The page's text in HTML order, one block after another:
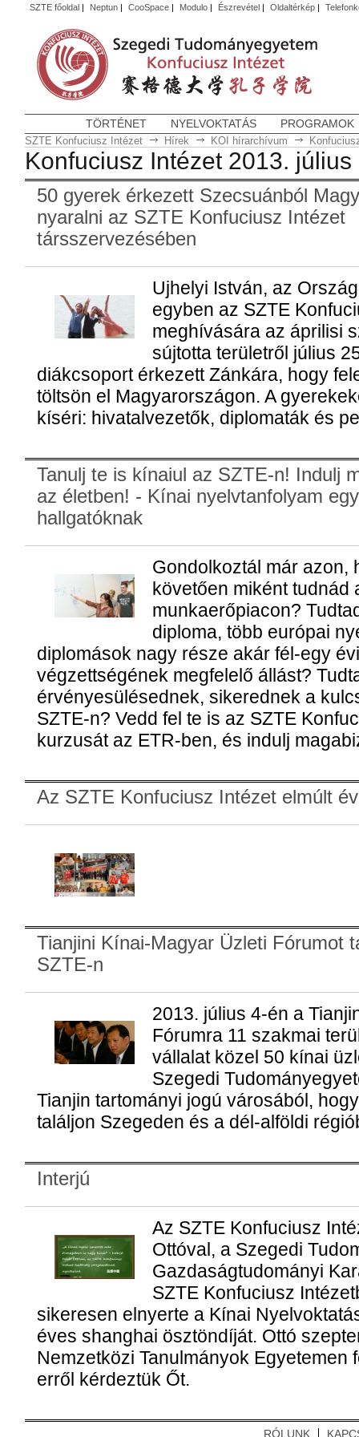
SZTE főoldal| Neptun| CooSpace| Modulo| Észrevétel| Oldaltérkép|
TÖRTÉNET NYELVOKTATÁS PROGRAMOK
SZTE Konfuciusz Intézet Hírek KOI hírarchívum
Konfuciusz Intézet 2013. július
50 gyerek érkezett Szecsuánból
nyaralni az SZTE Konfuciusz Intézet
társszervezésében
Ujhelyi István, az
egyben az SZTE
meghívására az áprilisi
sújtotta területről július
diákcsoport érkezett Zánkára, hogy
töltsön el Magyarországon. A
kíséri: hivatalvezetők, diplomaták és
Tanulj te is kínaiul az SZTE-n! Indulj
az életben! - Kínai nyelvtanfolyam
hallgatóknak
Gondolkoztál már azon,
követően miként tudnád
munkaerőpiacon?
diploma, több európai
diplomások nagy része akár fél-egy
végzettségének megfelelő állást?
érvényesülésednek, sikerednek a
SZTE-n? Vedd fel te is az SZTE
kurzusát az ETR-ben, és indulj
Az SZTE Konfuciusz Intézet elmúlt
Tianjini Kínai-Magyar Üzleti Fórumot
SZTE-n
2013. július 4-én a
Fórumra 11 szakmai
vállalat közel 50 kínai
Szegedi
Tianjin tartományi jogú városából,
találjon Szegeden és a dél-alföldi
Interjú
Az SZTE Konfuciusz
Ottóval, a Szegedi
Gazdaságtudományi
SZTE Konfuciusz
sikeresen elnyerte a Kínai
éves shanghai ösztöndíját. Ottó
Nemzetközi Tanulmányok Egyetemen
erről kérdeztük Őt.
RÓLUNK